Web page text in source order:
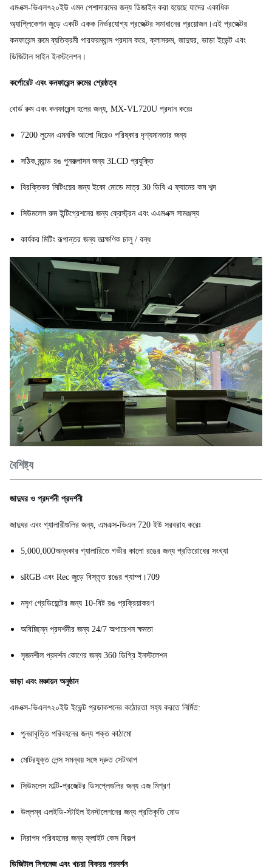
এমএক্স-ভিএল৭২০ইউ এমন পেশাদারদের জন্য ডিজাইন করা হয়েছে যাদের একাধিক
অ্যাপ্লিকেশন জুড়ে একটি একক নির্ভরযোগ্য প্রজেক্টর সমাধানের প্রয়োজন।এই প্রজেক্টর
কনফারেন্স রুমে ব্যতিক্রমী পারফরম্যান্স প্রদান করে, ক্লাসরুম, জাদুঘর, ভাড়া ইভেন্ট এবং
ডিজিটাল সাইন ইনস্টলেশন।
কর্পোরেট এবং কনফারেন্স রুমের শ্রেষ্ঠত্ব
বোর্ড রুম এবং কনফারেন্স হলের জন্য, MX-VL720U প্রদান করেঃ
7200 লুমেন এমনকি আলো দিয়েও পরিষ্কার দৃশ্যমানতার জন্য
সঠিক ব্র্যান্ড রঙ পুনরুত্পাদন জন্য 3LCD প্রযুক্তি
বিরক্তিকর মিটিংয়ের জন্য ইকো মোডে মাত্র 30 ডিবি এ ফ্যানের কম শব্দ
সিউমলেস রুম ইন্টিগ্রেশনের জন্য ক্রেস্ট্রন এবং এএমএক্স সামঞ্জস্য
কার্যকর মিটিং রূপান্তর জন্য তাত্ক্ষণিক চালু / বন্ধ
বৈশিষ্ট্য
জাদুঘর ও প্রদর্শনী প্রদর্শনী
জাদুঘর এবং গ্যালারীগুলির জন্য, এমএক্স-ভিএল 720 ইউ সরবরাহ করেঃ
5,000,000অন্ধকার গ্যালারিতে গভীর কালো রঙের জন্য প্রতিরোধের সংখ্যা
sRGB এবং Rec জুড়ে বিস্তৃত রঙের গ্যাম্প।709
মসৃণ গ্রেডিয়েন্টের জন্য 10-বিট রঙ প্রক্রিয়াকরণ
অবিচ্ছিন্ন প্রদর্শনীর জন্য 24/7 অপারেশন ক্ষমতা
সৃজনশীল প্রদর্শন কোণের জন্য 360 ডিগ্রি ইনস্টলেশন
ভাড়া এবং মঞ্চায়ন অনুষ্ঠান
এমএক্স-ভিএল৭২০ইউ ইভেন্ট প্রডাকশনের কঠোরতা সহ্য করতে নির্মিত:
পুনরাবৃত্তি পরিবহনের জন্য শক্ত কাঠামো
মোটরযুক্ত লেন্স সমন্বয় সঙ্গে দ্রুত সেটআপ
সিউমলেস মাল্টি-প্রজেক্টর ডিসপ্লেগুলির জন্য এজ মিশ্রণ
উল্লম্ব এলইডি-স্টাইল ইনস্টলেশনের জন্য প্রতিকৃতি মোড
নিরাপদ পরিবহনের জন্য ফ্লাইট কেস বিকল্প
ডিজিটাল সিগনেজ এবং খুচরা বিক্রয় প্রদর্শন